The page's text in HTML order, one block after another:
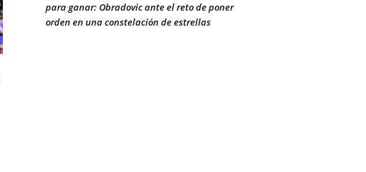
para ganar: Obradovic ante el reto de poner
orden en una constelación de estrellas